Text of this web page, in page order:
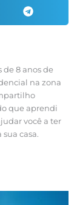
8 anos de
na zona
que aprendi
você a ter
casa.